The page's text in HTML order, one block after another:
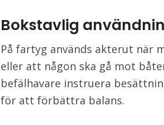
Bokstavlig
På fartyg används akterut när
eller att någon ska gå mot
befälhavare instruera
för att förbättra balans.